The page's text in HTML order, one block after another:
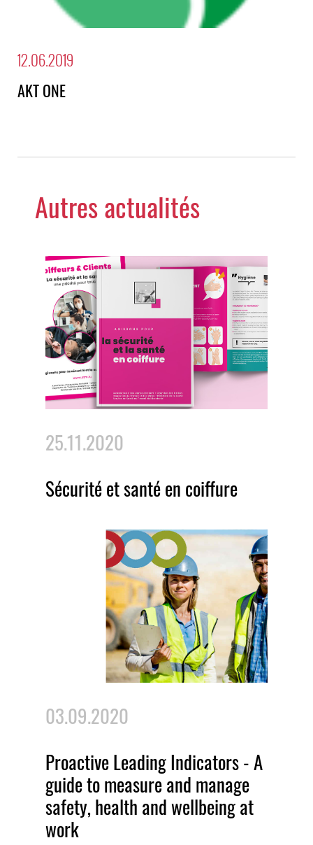
12.06.2019
AKT ONE
Autres actualités
25.11.2020
Sécurité et santé en coiffure
03.09.2020
Proactive Leading Indicators - A
guide to measure and manage
safety, health and wellbeing at
work